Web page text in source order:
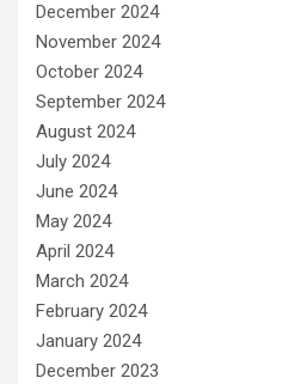
December 2024
November 2024
October 2024
September 2024
August 2024
July 2024
June 2024
May 2024
April 2024
March 2024
February 2024
January 2024
December 2023